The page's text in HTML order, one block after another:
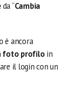
da “Cambia
è ancora
foto profilo in
il login con un